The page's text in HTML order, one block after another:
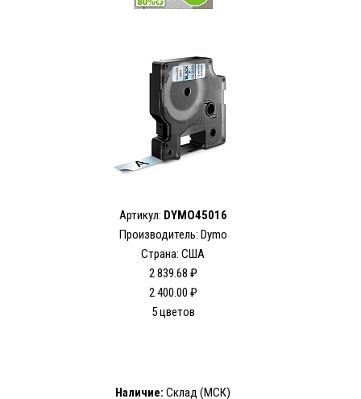
Артикул: DYMO45016
Производитель: Dymo
Страна: США
2 839.68 ₽
2 400.00 ₽
5 цветов
Наличие: Склад (МСК)